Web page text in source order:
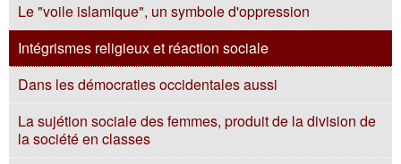
Le "voile islamique", un symbole d'oppression
Intégrismes religieux et réaction sociale
Dans les démocraties occidentales aussi
La sujétion sociale des femmes, produit de la division de
la société en classes